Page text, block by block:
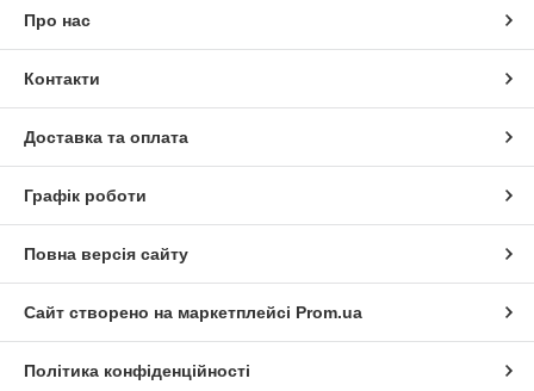
Про нас
Контакти
Доставка та оплата
Графік роботи
Повна версія сайту
Сайт створено на маркетплейсі Prom.ua
Політика конфіденційності